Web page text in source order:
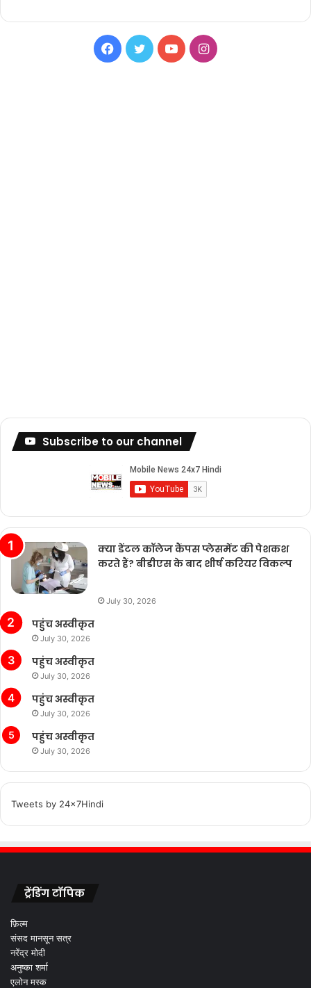
Facebook
TwitterYouTubeInstagram
Subscribe to our channel
क्या डेंटल कॉलेज कैंपस प्लेसमेंट की पेशकश
करते हैं? बीडीएस के बाद शीर्ष करियर विकल्प
July 30, 2026
पहुंच अस्वीकृत
July 30, 2026
पहुंच अस्वीकृत
July 30, 2026
पहुंच अस्वीकृत
July 30, 2026
पहुंच अस्वीकृत
July 30, 2026
Tweets by 24x7Hindi
ट्रेंडिंग टॉपिक
फ़िल्म
संसद मानसून सत्र
नरेंद्र मोदी
अनुष्का शर्मा
एलोन मस्क